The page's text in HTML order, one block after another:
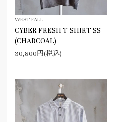
WEST FALL
CYBER FRESH T-SHIRT SS
(CHARCOAL)
30,800円(税込)